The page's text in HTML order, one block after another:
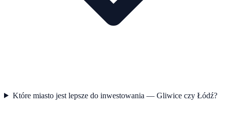
Które miasto jest lepsze do inwestowania — Gliwice czy Łódź?